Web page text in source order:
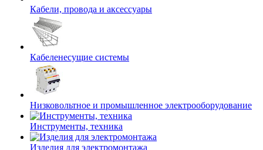
Кабели, провода и аксессуары
Кабеленесущие системы
Низковольтное и промышленное электрооборудование
Инструменты, техника
Изделия для электромонтажа